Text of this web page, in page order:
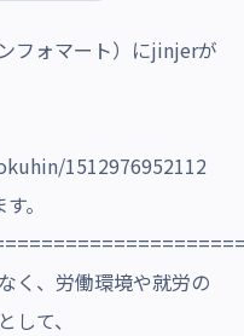
フォマート）にjinjerが
1512976952112
。
く、労働環境や就労の
て、